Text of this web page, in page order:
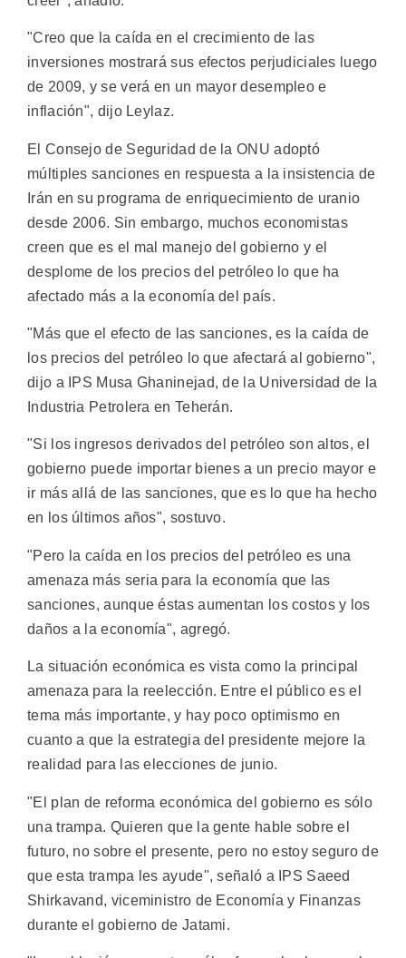
"Creo que la caída en el crecimiento de las
inversiones mostrará sus efectos perjudiciales luego
de 2009, y se verá en un mayor desempleo e
inflación", dijo Leylaz.
El Consejo de Seguridad de la ONU adoptó
múltiples sanciones en respuesta a la insistencia de
Irán en su programa de enriquecimiento de uranio
desde 2006. Sin embargo, muchos economistas
creen que es el mal manejo del gobierno y el
desplome de los precios del petróleo lo que ha
afectado más a la economía del país.
"Más que el efecto de las sanciones, es la caída de
los precios del petróleo lo que afectará al gobierno",
dijo a IPS Musa Ghaninejad, de la Universidad de la
Industria Petrolera en Teherán.
"Si los ingresos derivados del petróleo son altos, el
gobierno puede importar bienes a un precio mayor e
ir más allá de las sanciones, que es lo que ha hecho
en los últimos años", sostuvo.
"Pero la caída en los precios del petróleo es una
amenaza más seria para la economía que las
sanciones, aunque éstas aumentan los costos y los
daños a la economía", agregó.
La situación económica es vista como la principal
amenaza para la reelección. Entre el público es el
tema más importante, y hay poco optimismo en
cuanto a que la estrategia del presidente mejore la
realidad para las elecciones de junio.
"El plan de reforma económica del gobierno es sólo
una trampa. Quieren que la gente hable sobre el
futuro, no sobre el presente, pero no estoy seguro de
que esta trampa les ayude", señaló a IPS Saeed
Shirkavand, viceministro de Economía y Finanzas
durante el gobierno de Jatami.